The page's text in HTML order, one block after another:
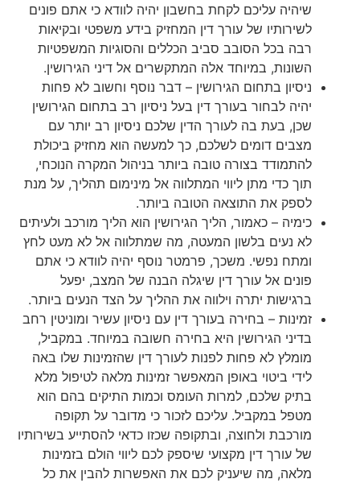
שיהיה עליכם לקחת בחשבון יהיה לוודא כי אתם פונים
לשירותיו של עורך דין המחזיק בידע משפטי ובקיאות
רבה בכל הסובב סביב הכללים והסוגיות המשפטיות
השונות, במיוחד אלה המתקשרים אל דיני הגירושין.
ניסיון בתחום הגירושין – דבר נוסף וחשוב לא פחות
יהיה לבחור בעורך דין בעל ניסיון רב בתחום הגירושין
שכן, בעת בה לעורך הדין שלכם ניסיון רב יותר עם
מצבים דומים לשלכם, כך למעשה הוא מחזיק ביכולת
להתמודד בצורה טובה ביותר בניהול המקרה הנוכחי,
תוך כדי מתן ליווי המתלווה אל מינימום תהליך, על מנת
לספק את התוצאה הטובה ביותר.
כימיה – כאמור, הליך הגירושין הוא הליך מורכב ולעיתים
לא נעים בלשון המעטה, מה שמתלווה אל לא מעט לחץ
ומתח נפשי. משכך, פרמטר נוסף יהיה לוודא כי אתם
פונים אל עורך דין שיגלה הבנה של המצב, יפעל
ברגישות יתרה וילווה את ההליך על הצד הנעים ביותר.
זמינות – בחירה בעורך דין עם ניסיון עשיר ומוניטין רחב
בדיני הגירושין היא בחירה חשובה במיוחד. במקביל,
מומלץ לא פחות לפנות לעורך דין שהזמינות שלו באה
לידי ביטוי באופן המאפשר זמינות מלאה לטיפול מלא
בתיק שלכם, למרות העומס וכמות התיקים בהם הוא
מטפל במקביל. עליכם לזכור כי מדובר על תקופה
מורכבת ולחוצה, ובתקופה שכזו כדאי להסתייע בשירותיו
של עורך דין מקצועי שיספק לכם ליווי הולם בזמינות
מלאה, מה שיעניק לכם את האפשרות להבין את כל